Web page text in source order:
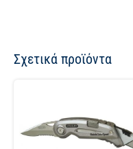
Σχετικά προϊόντα